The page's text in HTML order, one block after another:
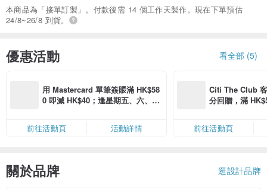
本商品為「接單訂製」。付款後需 14 個工作天製作。現在下單預估
24/8~26/8 到貨。
優惠活動 看全部 (5)
用 Mastercard 單筆簽賬滿 HK$58
0 即減 HK$40；逢星期五、六、日
卡」結帳）
前往活動頁 活動詳情
Citi The Club
分回贈，滿
前往活動頁
關於品牌 逛設計品牌